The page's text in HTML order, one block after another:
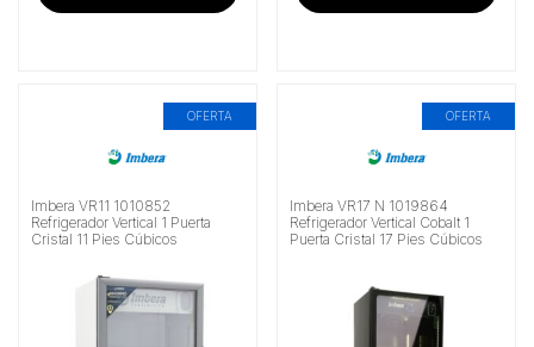
$9,591.38.$8,992.24.
$21,159.48.
OFERTA
Imbera VR11 1010852
Refrigerador Vertical 1 Puerta
Cristal 11 Pies Cúbicos
OFERTA
Imbera VR17 N 1019864
Refrigerador Vertical Cobalt 1
Puerta Cristal 17 Pies Cúbicos